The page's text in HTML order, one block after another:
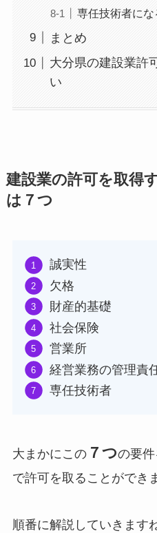
専任技術者に
まとめ
大分県の建設業許
い
建設業の許可を取得
は７つ
誠実性
欠格
財産的基礎
社会保険
営業所
経営業務の管理責
専任技術者
大まかにこの７つの要
で許可を取ることができ
順番に解説していきます